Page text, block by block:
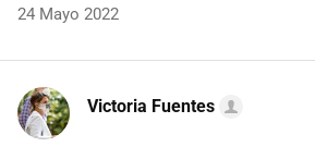
24 Mayo 2022
Victoria Fuentes